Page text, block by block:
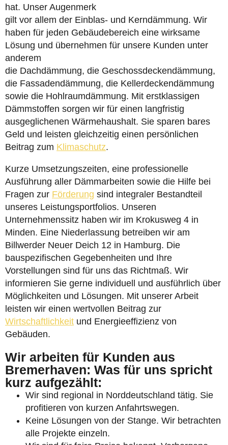
hat. Unser Augenmerk
gilt vor allem der Einblas- und Kerndämmung. Wir
haben für jeden Gebäudebereich eine wirksame
Lösung und übernehmen für unsere Kunden unter
anderem
die Dachdämmung, die Geschossdeckendämmung,
die Fassadendämmung, die Kellerdeckendämmung
sowie die Hohlraumdämmung. Mit erstklassigen
Dämmstoffen sorgen wir für einen langfristig
ausgeglichenen Wärmehaushalt. Sie sparen bares
Geld und leisten gleichzeitig einen persönlichen
Beitrag zum Klimaschutz.
Kurze Umsetzungszeiten, eine professionelle
Ausführung aller Dämmarbeiten sowie die Hilfe bei
Fragen zur Förderung sind integraler Bestandteil
unseres Leistungsportfolios. Unseren
Unternehmenssitz haben wir im Krokusweg 4 in
Minden. Eine Niederlassung betreiben wir am
Billwerder Neuer Deich 12 in Hamburg. Die
bauspezifischen Gegebenheiten und Ihre
Vorstellungen sind für uns das Richtmaß. Wir
informieren Sie gerne individuell und ausführlich über
Möglichkeiten und Lösungen. Mit unserer Arbeit
leisten wir einen wertvollen Beitrag zur
Wirtschaftlichkeit und Energieeffizienz von
Gebäuden.
Wir arbeiten für Kunden aus
Bremerhaven: Was für uns spricht
kurz aufgezählt:
Wir sind regional in Norddeutschland tätig. Sie
profitieren von kurzen Anfahrtswegen.
Keine Lösungen von der Stange. Wir betrachten
alle Projekte einzeln.